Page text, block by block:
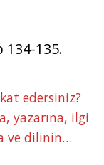
134-135.
edersiniz?
yazarına, ilgi
ve dilinin…